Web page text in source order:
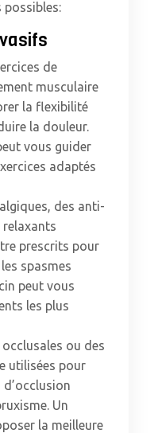
de
musculaire
la flexibilité
la douleur.
vous guider
adaptés
des anti-
prescrits pour
spasmes
peut vous
les plus
ou des
utilisées pour
Un
la meilleure